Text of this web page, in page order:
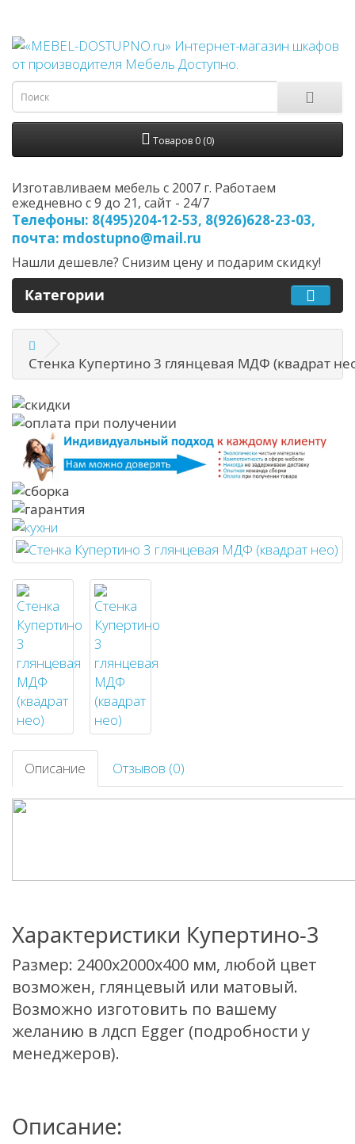
Товаров 0 (0)
Изготавливаем мебель с 2007 г. Работаем
ежедневно с 9 до 21, cайт - 24/7
Телефоны: 8(495)204-12-53, 8(926)628-23-03,
почта: mdostupno@mail.ru
Нашли дешевле? Снизим цену и подарим скидку!
Категории
Стенка Купертино 3 глянцевая МДФ (квадрат
Описание Отзывов (0)
Характеристики Купертино-3
Размер: 2400х2000х400 мм, любой цвет
возможен, глянцевый или матовый.
Возможно изготовить по вашему
желанию в лдсп Egger (подробности у
менеджеров).
Описание: